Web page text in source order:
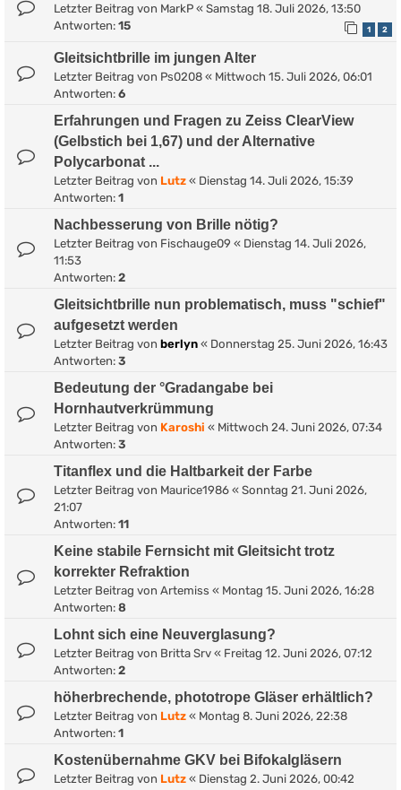
Letzter Beitrag von MarkP « Samstag 18. Juli 2026, 13:50
Antworten: 15 1 2
Gleitsichtbrille im jungen Alter
Letzter Beitrag von Ps0208 « Mittwoch 15. Juli 2026, 06:01
Antworten: 6
Erfahrungen und Fragen zu Zeiss ClearView
(Gelbstich bei 1,67) und der Alternative
Polycarbonat ...
Letzter Beitrag von Lutz « Dienstag 14. Juli 2026, 15:39
Antworten: 1
Nachbesserung von Brille nötig?
Letzter Beitrag von Fischauge09 « Dienstag 14. Juli 2026,
11:53
Antworten: 2
Gleitsichtbrille nun problematisch, muss "schief"
aufgesetzt werden
Letzter Beitrag von berlyn « Donnerstag 25. Juni 2026, 16:43
Antworten: 3
Bedeutung der °Gradangabe bei
Hornhautverkrümmung
Letzter Beitrag von Karoshi « Mittwoch 24. Juni 2026, 07:34
Antworten: 3
Titanflex und die Haltbarkeit der Farbe
Letzter Beitrag von Maurice1986 « Sonntag 21. Juni 2026,
21:07
Antworten: 11
Keine stabile Fernsicht mit Gleitsicht trotz
korrekter Refraktion
Letzter Beitrag von Artemiss « Montag 15. Juni 2026, 16:28
Antworten: 8
Lohnt sich eine Neuverglasung?
Letzter Beitrag von Britta Srv « Freitag 12. Juni 2026, 07:12
Antworten: 2
höherbrechende, phototrope Gläser erhältlich?
Letzter Beitrag von Lutz « Montag 8. Juni 2026, 22:38
Antworten: 1
Kostenübernahme GKV bei Bifokalgläsern
Letzter Beitrag von Lutz « Dienstag 2. Juni 2026, 00:42